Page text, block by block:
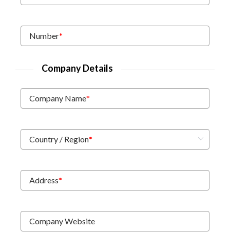
Number*
Company Details
Company Name*
Country / Region*
Address*
Company Website